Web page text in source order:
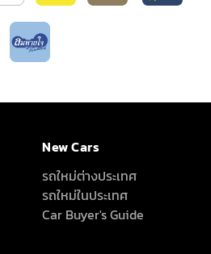
New Cars
รถใหม่ต่างประเทศ
รถใหม่ในประเทศ
Car Buyer's Guide